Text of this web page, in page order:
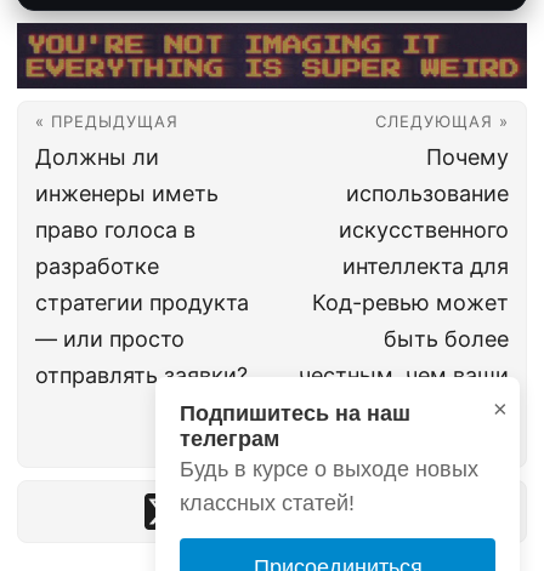
×
Подпишитесь на наш
телеграм
Будь в курсе о выходе новых
классных статей!
« ПРЕДЫДУЩАЯ
Должны ли
инженеры иметь
право голоса в
разработке
стратегии продукта
— или просто
отправлять заявки?
СЛЕДУЮЩАЯ »
Почему
использование
искусственного
интеллекта для
Код-ревью может
быть более
честным, чем ваши
товарищи по